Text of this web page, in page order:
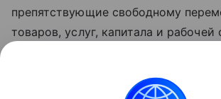
препятствующие свободному
товаров, услуг, капитала и
для бизнеса и эффективность